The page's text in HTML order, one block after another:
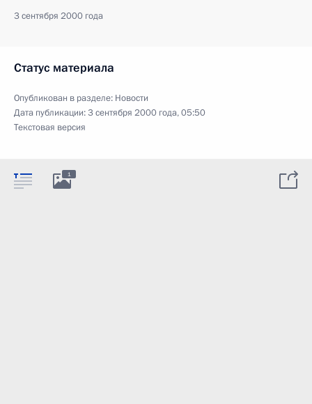
3 сентября 2000 года
Статус материала
Опубликован в разделе: Новости
Дата публикации:3 сентября 2000 года, 05:50
Текстовая версия
1